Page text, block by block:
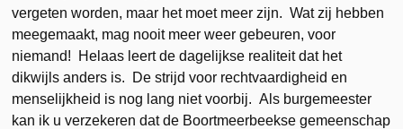
vergeten worden, maar het moet meer zijn. Wat zij hebben
meegemaakt, mag nooit meer weer gebeuren, voor
niemand! Helaas leert de dagelijkse realiteit dat het
dikwijls anders is. De strijd voor rechtvaardigheid en
menselijkheid is nog lang niet voorbij. Als burgemeester
kan ik u verzekeren dat de Boortmeerbeekse gemeenschap